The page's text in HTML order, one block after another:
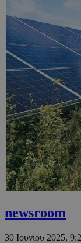
newsroom
30 Ιουνίου 2025,